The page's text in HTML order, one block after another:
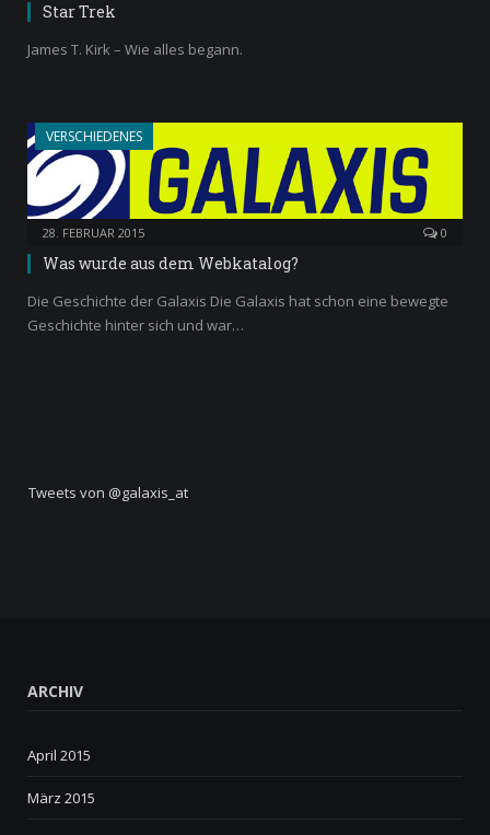
Star Trek
James T. Kirk – Wie alles begann.
VERSCHIEDENES
28. FEBRUAR 2015 0
Was wurde aus dem Webkatalog?
Die Geschichte der Galaxis Die Galaxis hat schon eine bewegte
Geschichte hinter sich und war…
Tweets von @galaxis_at
ARCHIV
April 2015
März 2015